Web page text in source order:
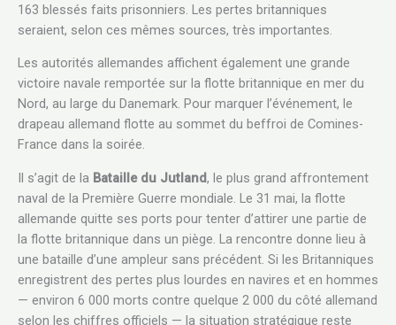
163 blessés faits prisonniers. Les pertes britanniques
seraient, selon ces mêmes sources, très importantes.
Les autorités allemandes affichent également une grande
victoire navale remportée sur la flotte britannique en mer du
Nord, au large du Danemark. Pour marquer l’événement, le
drapeau allemand flotte au sommet du beffroi de Comines-
France dans la soirée.
Il s’agit de la Bataille du Jutland, le plus grand affrontement
naval de la Première Guerre mondiale. Le 31 mai, la flotte
allemande quitte ses ports pour tenter d’attirer une partie de
la flotte britannique dans un piège. La rencontre donne lieu à
une bataille d’une ampleur sans précédent. Si les Britanniques
enregistrent des pertes plus lourdes en navires et en hommes
— environ 6 000 morts contre quelque 2 000 du côté allemand
selon les chiffres officiels — la situation stratégique reste